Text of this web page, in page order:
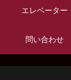
エレベーター
問い合わせ